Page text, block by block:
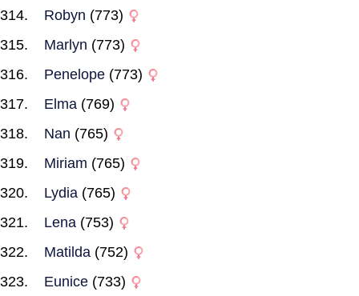
Robyn (773)
Marlyn (773)
Penelope (773)
Elma (769)
Nan (765)
Miriam (765)
Lydia (765)
Lena (753)
Matilda (752)
Eunice (733)